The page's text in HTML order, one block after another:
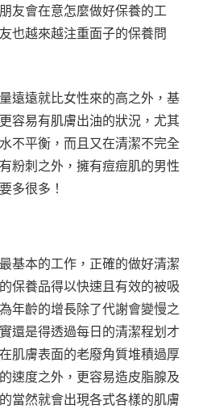
友會在意怎麼做好保養的工
也越來越注重面子的保養問
遠遠就比女性來的高之外，基
容易有肌膚出油的狀況，尤其
不平衡，而且又在清潔不完全
粉刺之外，擁有痘痘肌的男性
多很多！
基本的工作，正確的做好清潔
保養品得以快速且有效的被吸
年齡的增長除了代謝會變慢之
還是得透過每日的清潔程划才
肌膚表面的老廢角質堆積過厚
速度之外，更容易造皮脂腺及
當然就會出現各式各樣的肌膚